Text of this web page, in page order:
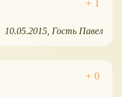
10.05.2015 Гость Павел